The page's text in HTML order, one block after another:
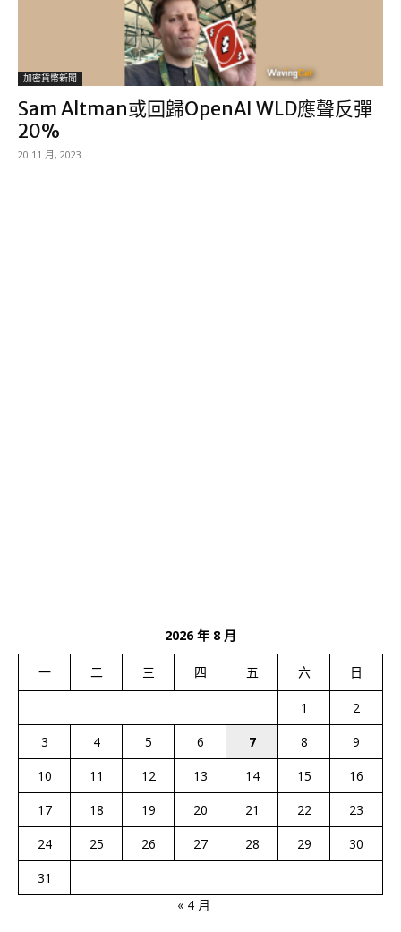
加密貨幣新聞
Sam Altman或回歸OpenAI WLD應聲反彈
20%
20 11 月, 2023
2026 年 8 月
一 二 三 四 五 六 日
1
2
3
4 5 6 7 8
9
10
11 12 13 14 15
16
17
18 19 20 21 22
23
24
25 26 27 28 29
30
31
« 4 月